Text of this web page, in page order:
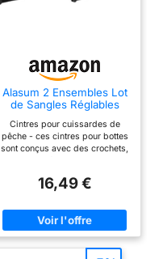
Alasum 2 Ensembles Lot
de Sangles Réglables
Séchoir Suspendu pour
Waders Support de
Rangement et Polyvalent
Cintres pour cuissardes de
pêche - ces cintres pour bottes
sont conçus avec des crochets,
pêche, les cuissardes de
pataugeoire, les bottes de pluie
hautes, les bottes de neige
hautes et plus , cintre pour
cuissardes Bottes de pêche -
16,49 €